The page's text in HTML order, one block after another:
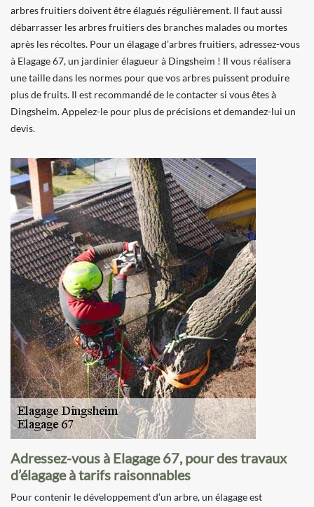
arbres fruitiers doivent être élagués régulièrement. Il faut aussi
débarrasser les arbres fruitiers des branches malades ou mortes
après les récoltes. Pour un élagage d’arbres fruitiers, adressez-vous
à Elagage 67, un jardinier élagueur à Dingsheim ! Il vous réalisera
une taille dans les normes pour que vos arbres puissent produire
plus de fruits. Il est recommandé de le contacter si vous êtes à
Dingsheim. Appelez-le pour plus de précisions et demandez-lui un
devis.
Adressez-vous à Elagage 67, pour des travaux
d’élagage à tarifs raisonnables
Pour contenir le développement d’un arbre, un élagage est